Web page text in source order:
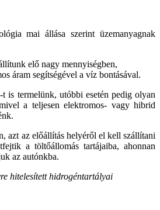
mai állása szerint üzemanyagnak
elő nagy mennyiségben,
áram segítségével a víz bontásával.
is termelünk, utóbbi esetén pedig olyan
a teljesen elektromos- vagy hibrid
azt az előállítás helyéről el kell szállítani
a töltőállomás tartájaiba, ahonnan
az autónkba.
hitelesített hidrogéntartályai